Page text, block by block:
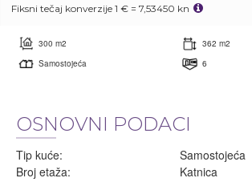
Fiksni tečaj konverzije 1 € = 7,53450 kn
300 m2
362 m2
Samostojeća
6
OSNOVNI PODACI
Tip kuće:
Samostojeća
Broj etaža:
Katnica